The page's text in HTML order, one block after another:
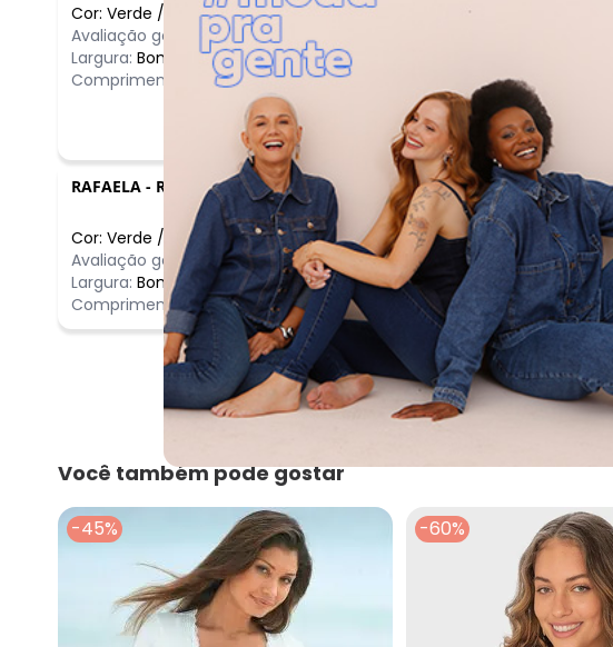
Cor: Verde /
Avaliação geral do produto:
Incrível
Largura: Bom
Comprimento:
Longo
RAFAELA - RECIFE - PE
Cor: Verde /
GG
Avaliação geral do produto: Ótimo
Largura: Bom
Comprimento: Bom
Comentário:
Ótimo
Você também pode gostar
-45% -60%